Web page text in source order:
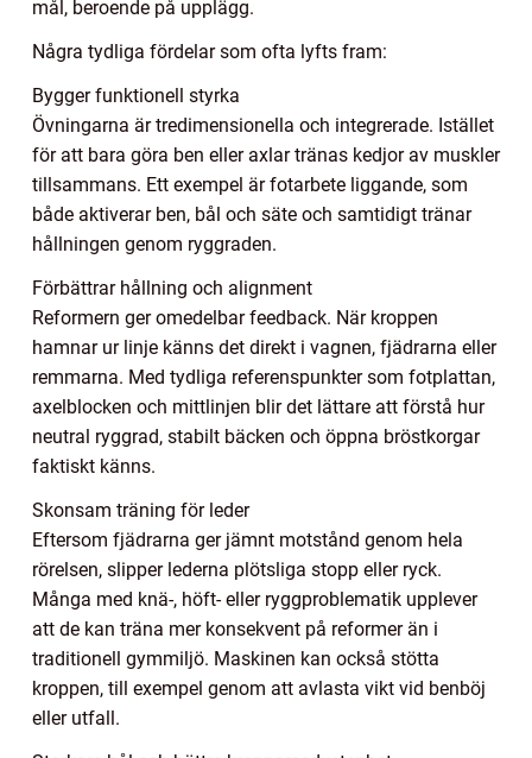
mål, beroende på upplägg.
Några tydliga fördelar som ofta lyfts fram:
Bygger funktionell styrka
Övningarna är tredimensionella och integrerade. Istället
för att bara göra ben eller axlar tränas kedjor av muskler
tillsammans. Ett exempel är fotarbete liggande, som
både aktiverar ben, bål och säte och samtidigt tränar
hållningen genom ryggraden.
Förbättrar hållning och alignment
Reformern ger omedelbar feedback. När kroppen
hamnar ur linje känns det direkt i vagnen, fjädrarna eller
remmarna. Med tydliga referenspunkter som fotplattan,
axelblocken och mittlinjen blir det lättare att förstå hur
neutral ryggrad, stabilt bäcken och öppna bröstkorgar
faktiskt känns.
Skonsam träning för leder
Eftersom fjädrarna ger jämnt motstånd genom hela
rörelsen, slipper lederna plötsliga stopp eller ryck.
Många med knä-, höft- eller ryggproblematik upplever
att de kan träna mer konsekvent på reformer än i
traditionell gymmiljö. Maskinen kan också stötta
kroppen, till exempel genom att avlasta vikt vid benböj
eller utfall.